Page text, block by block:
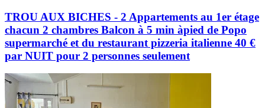
TROU AUX BICHES - 2 Appartements au 1er étage
chacun 2 chambres Balcon à 5 min àpied de Popo
supermarché et du restaurant pizzeria italienne 40 €
par NUIT pour 2 personnes seulement